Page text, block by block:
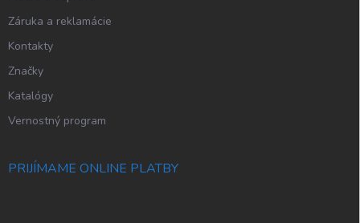
Záruka a reklamácie
Kontakty
Značky
Katalógy
Vernostný program
PRIJÍMAME ONLINE PLATBY